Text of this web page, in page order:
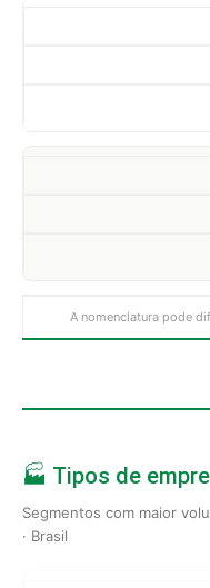
A nomenclatura pode
🏭 Tipos de
Segmentos com maior
· Brasil